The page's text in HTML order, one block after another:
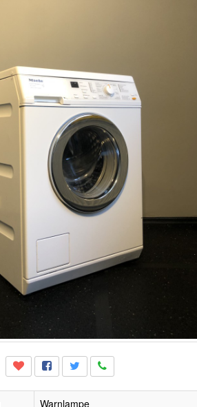
Warnlampe